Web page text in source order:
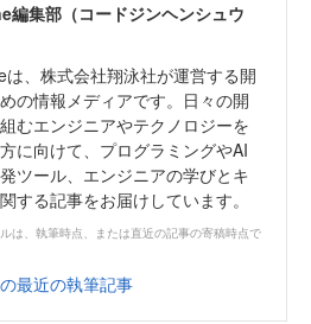
編集部（コードジンヘンシュウ
は、株式会社翔泳社が運営する開
の情報メディアです。日々の開
むエンジニアやテクノロジーを
に向けて、プログラミングやAI
ツール、エンジニアの学びとキ
する記事をお届けしています。
は、執筆時点、または直近の記事の寄稿時点で
最近の執筆記事